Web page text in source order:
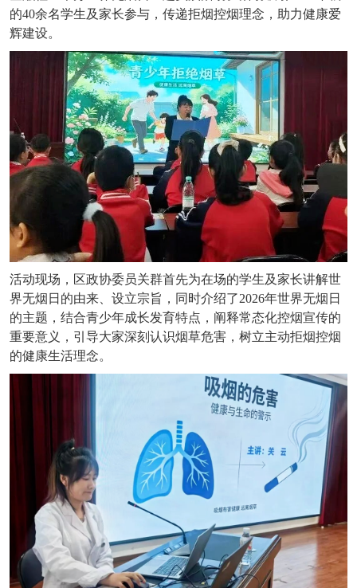
的40余名学生及家长参与，传递拒烟控烟理念，助力健康爱
辉建设。
活动现场，区政协委员关群首先为在场的学生及家长讲解世
界无烟日的由来、设立宗旨，同时介绍了2026年世界无烟日
的主题，结合青少年成长发育特点，阐释常态化控烟宣传的
重要意义，引导大家深刻认识烟草危害，树立主动拒烟控烟
的健康生活理念。